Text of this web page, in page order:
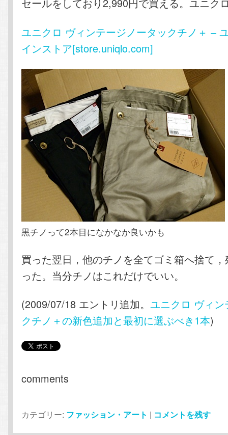
セールをしており2,990円で買える。ユニク
ユニクロ ヴィンテージノータックチノ＋ –
インストア[store.uniqlo.com]
黒チノって2本目になかなか良いかも
買った翌日，他のチノを全てゴミ箱へ捨て
った。当分チノはこれだけでいい。
(2009/07/18 エントリ追加。ユニクロ ヴィ
クチノ＋の新色追加と最初に選ぶべき1本)
comments
カテゴリー: ファッション・アート | コメントを残す